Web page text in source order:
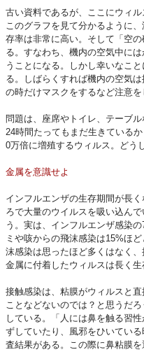
古い資料であるが、ここにウィ
このグラフを見て分かるように
存率は非常に高い。そして「空
る。すなわち、機内の空気中に
うことになる。しかし幸いなこ
る。しばらくすれば機内の空気
の時だけマスクをするなど注意を
問題は、座席やトイレ、テーブ
24時間たってもまだ生きている
0万倍に増殖するウィルス。どう
金属を意識せよ
インフルエンザの生存期間が長
ろで大量のウイルスを吸い込ん
う。実は、インフルエンザ感染
ミや咳からの飛沫感染は15%ほ
沫感染は思ったほど多くはなく
金属に付着したウィルスは長く生
接触感染は、粘膜がウィルスと
ことなどないのでは？と思うだ
している。「人には鼻を触る習
ずしていたり、風邪をひいてい
査結果がある。この際に鼻粘膜を